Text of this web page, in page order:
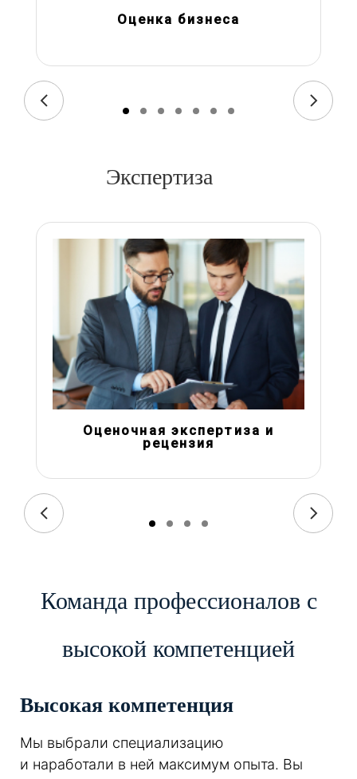
Оценка бизнеса
Экспертиза
Оценочная экспертиза и
рецензия
Команда профессионалов с
высокой компетенцией
Высокая компетенция
Мы выбрали специализацию
и наработали в ней максимум опыта. Вы